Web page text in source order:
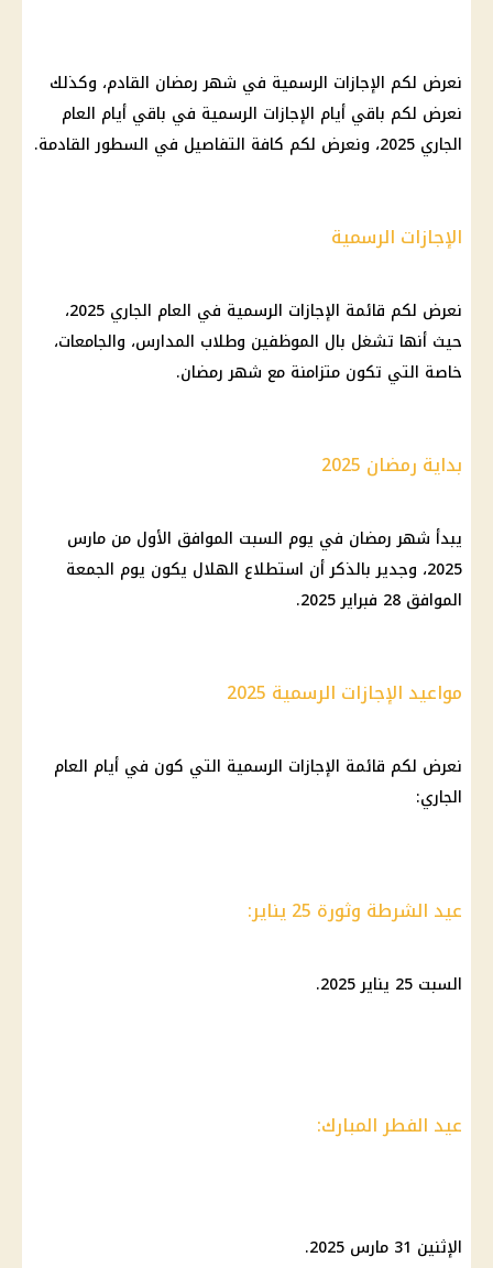
نعرض لكم الإجازات الرسمية في شهر رمضان القادم، وكذلك
نعرض لكم باقي أيام الإجازات الرسمية في باقي أيام العام
الجاري 2025، ونعرض لكم كافة التفاصيل في السطور القادمة.
الإجازات الرسمية
نعرض لكم قائمة الإجازات الرسمية
في العام الجاري 2025،
حيث أنها تشغل بال الموظفين وطلاب المدارس، والجامعات،
خاصة التي تكون متزامنة مع شهر رمضان.
بداية رمضان 2025
يبدأ شهر رمضان في يوم السبت الموافق الأول من مارس
2025، وجدير بالذكر أن استطلاع الهلال يكون
يوم الجمعة
الموافق 28 فبراير 2025.
مواعيد الإجازات الرسمية 2025
نعرض لكم قائمة الإجازات الرسمية التي كون في أيام العام
الجاري:
عيد الشرطة وثورة 25 يناير:
السبت 25 يناير 2025 .
عيد الفطر المبارك:
الإثنين 31 مارس 2025.